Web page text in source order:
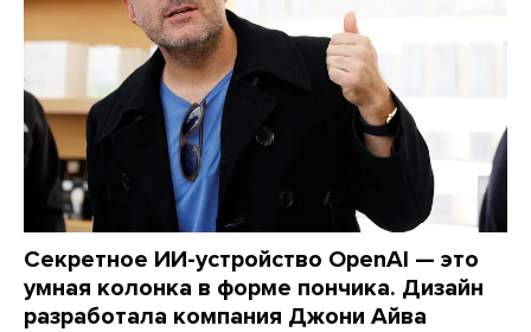
Секретное ИИ-устройство OpenAI — это
умная колонка в форме пончика. Дизайн
разработала компания Джони Айва